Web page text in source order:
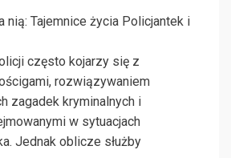
nią: Tajemnice życia Policjantek i
często kojarzy się z
rozwiązywaniem
zagadek kryminalnych i
w sytuacjach
Jednak oblicze służby